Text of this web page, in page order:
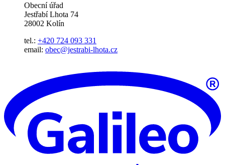
Obecní úřad
Jestřabí Lhota 74
28002 Kolín
tel.: +420 724 093 331
email: obec@jestrabi-lhota.cz